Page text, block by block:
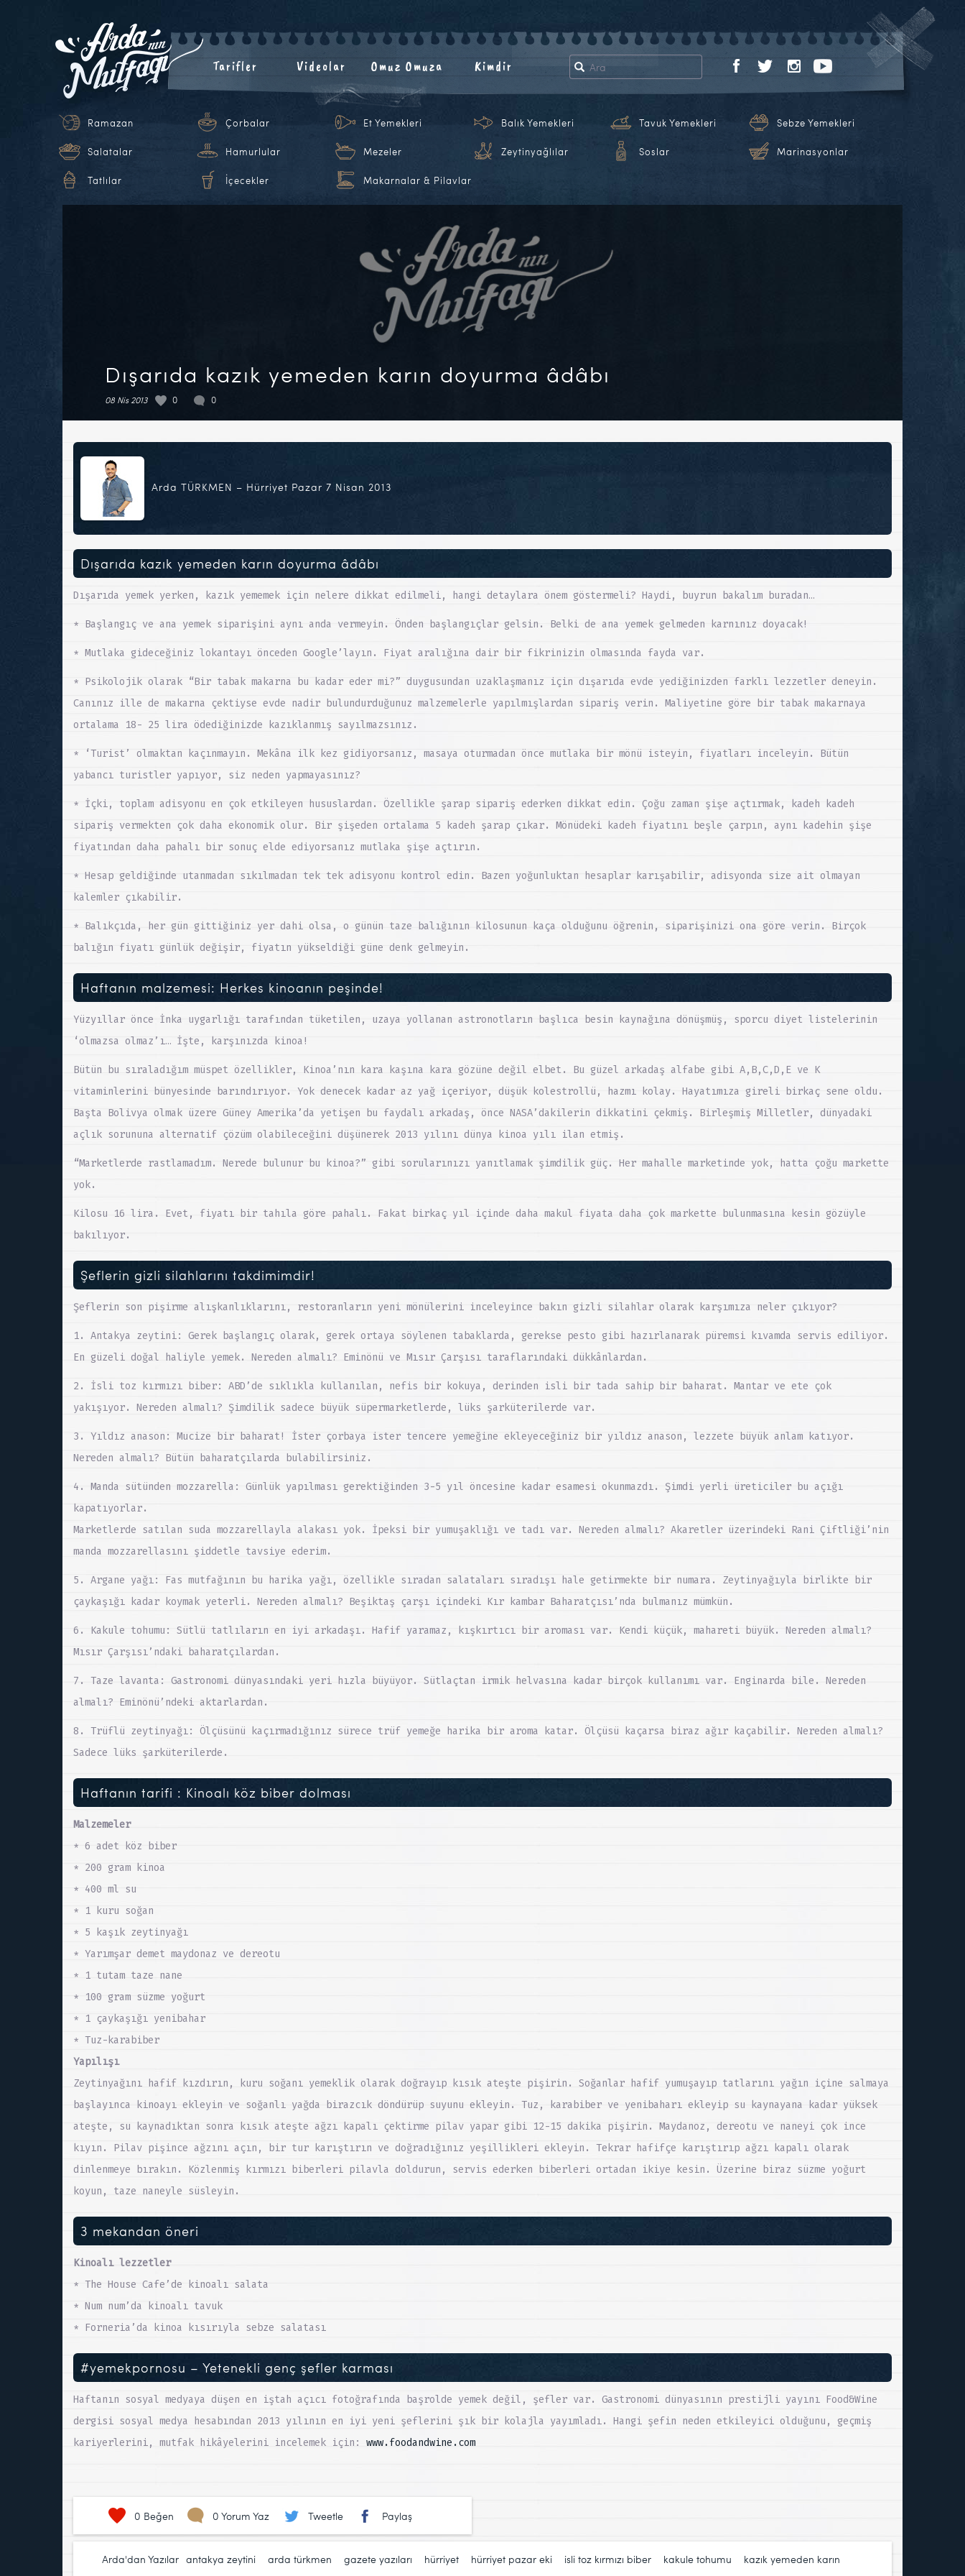
Tarifler Videolar Omuz Omuza Kimdir
Ramazan Çorbalar Et Yemekleri Balık Yemekleri Tavuk Yemekleri Sebze Yemekleri
Salatalar Hamurlular Mezeler Zeytinyağlılar Soslar Marinasyonlar
Tatlılar İçecekler Makarnalar & Pilavlar
Dışarıda kazık yemeden karın doyurma âdâbı
08 Nis 2013 0 0
Arda TÜRKMEN – Hürriyet Pazar 7 Nisan 2013
Dışarıda kazık yemeden karın doyurma âdâbı
Dışarıda yemek yerken, kazık yememek için nelere dikkat edilmeli, hangi detaylara önem göstermeli? Haydi, buyrun bakalım buradan…
* Başlangıç ve ana yemek siparişini aynı anda vermeyin. Önden başlangıçlar gelsin. Belki de ana yemek gelmeden karnınız doyacak!
* Mutlaka gideceğiniz lokantayı önceden Google’layın. Fiyat aralığına dair bir fikrinizin olmasında fayda var.
* Psikolojik olarak “Bir tabak makarna bu kadar eder mi?” duygusundan uzaklaşmanız için dışarıda evde yediğinizden farklı lezzetler deneyin.
Canınız ille de makarna çektiyse evde nadir bulundurduğunuz malzemelerle yapılmışlardan sipariş verin. Maliyetine göre bir tabak makarnaya
ortalama 18- 25 lira ödediğinizde kazıklanmış sayılmazsınız.
* ‘Turist’ olmaktan kaçınmayın. Mekâna ilk kez gidiyorsanız, masaya oturmadan önce mutlaka bir mönü isteyin, fiyatları inceleyin. Bütün
yabancı turistler yapıyor, siz neden yapmayasınız?
* İçki, toplam adisyonu en çok etkileyen hususlardan. Özellikle şarap sipariş ederken dikkat edin. Çoğu zaman şişe açtırmak, kadeh kadeh
sipariş vermekten çok daha ekonomik olur. Bir şişeden ortalama 5 kadeh şarap çıkar. Mönüdeki kadeh fiyatını beşle çarpın, aynı kadehin şişe
fiyatından daha pahalı bir sonuç elde ediyorsanız mutlaka şişe açtırın.
* Hesap geldiğinde utanmadan sıkılmadan tek tek adisyonu kontrol edin. Bazen yoğunluktan hesaplar karışabilir, adisyonda size ait olmayan
kalemler çıkabilir.
* Balıkçıda, her gün gittiğiniz yer dahi olsa, o günün taze balığının kilosunun kaça olduğunu öğrenin, siparişinizi ona göre verin. Birçok
balığın fiyatı günlük değişir, fiyatın yükseldiği güne denk gelmeyin.
Haftanın malzemesi: Herkes kinoanın peşinde!
Yüzyıllar önce İnka uygarlığı tarafından tüketilen, uzaya yollanan astronotların başlıca besin kaynağına dönüşmüş, sporcu diyet listelerinin
‘olmazsa olmaz’ı… İşte, karşınızda kinoa!
Bütün bu sıraladığım müspet özellikler, Kinoa’nın kara kaşına kara gözüne değil elbet. Bu güzel arkadaş alfabe gibi A,B,C,D,E ve K
vitaminlerini bünyesinde barındırıyor. Yok denecek kadar az yağ içeriyor, düşük kolestrollü, hazmı kolay. Hayatımıza gireli birkaç sene oldu.
Başta Bolivya olmak üzere Güney Amerika’da yetişen bu faydalı arkadaş, önce NASA’dakilerin dikkatini çekmiş. Birleşmiş Milletler, dünyadaki
açlık sorununa alternatif çözüm olabileceğini düşünerek 2013 yılını dünya kinoa yılı ilan etmiş.
“Marketlerde rastlamadım. Nerede bulunur bu kinoa?” gibi sorularınızı yanıtlamak şimdilik güç. Her mahalle marketinde yok, hatta çoğu markette
yok.
Kilosu 16 lira. Evet, fiyatı bir tahıla göre pahalı. Fakat birkaç yıl içinde daha makul fiyata daha çok markette bulunmasına kesin gözüyle
bakılıyor.
Şeflerin gizli silahlarını takdimimdir!
Şeflerin son pişirme alışkanlıklarını, restoranların yeni mönülerini inceleyince bakın gizli silahlar olarak karşımıza neler çıkıyor?
1. Antakya zeytini: Gerek başlangıç olarak, gerek ortaya söylenen tabaklarda, gerekse pesto gibi hazırlanarak püremsi kıvamda servis ediliyor.
En güzeli doğal haliyle yemek. Nereden almalı? Eminönü ve Mısır Çarşısı taraflarındaki dükkânlardan.
2. İsli toz kırmızı biber: ABD’de sıklıkla kullanılan, nefis bir kokuya, derinden isli bir tada sahip bir baharat. Mantar ve ete çok
yakışıyor. Nereden almalı? Şimdilik sadece büyük süpermarketlerde, lüks şarküterilerde var.
3. Yıldız anason: Mucize bir baharat! İster çorbaya ister tencere yemeğine ekleyeceğiniz bir yıldız anason, lezzete büyük anlam katıyor.
Nereden almalı? Bütün baharatçılarda bulabilirsiniz.
4. Manda sütünden mozzarella: Günlük yapılması gerektiğinden 3-5 yıl öncesine kadar esamesi okunmazdı. Şimdi yerli üreticiler bu açığı
kapatıyorlar.
Marketlerde satılan suda mozzarellayla alakası yok. İpeksi bir yumuşaklığı ve tadı var. Nereden almalı? Akaretler üzerindeki Rani Çiftliği’nin
manda mozzarellasını şiddetle tavsiye ederim.
5. Argane yağı: Fas mutfağının bu harika yağı, özellikle sıradan salataları sıradışı hale getirmekte bir numara. Zeytinyağıyla birlikte bir
çaykaşığı kadar koymak yeterli. Nereden almalı? Beşiktaş çarşı içindeki Kır kambar Baharatçısı’nda bulmanız mümkün.
6. Kakule tohumu: Sütlü tatlıların en iyi arkadaşı. Hafif yaramaz, kışkırtıcı bir aroması var. Kendi küçük, mahareti büyük. Nereden almalı?
Mısır Çarşısı’ndaki baharatçılardan.
7. Taze lavanta: Gastronomi dünyasındaki yeri hızla büyüyor. Sütlaçtan irmik helvasına kadar birçok kullanımı var. Enginarda bile. Nereden
almalı? Eminönü’ndeki aktarlardan.
8. Trüflü zeytinyağı: Ölçüsünü kaçırmadığınız sürece trüf yemeğe harika bir aroma katar. Ölçüsü kaçarsa biraz ağır kaçabilir. Nereden almalı?
Sadece lüks şarküterilerde.
Haftanın tarifi : Kinoalı köz biber dolması
Malzemeler
* 6 adet köz biber
* 200 gram kinoa
* 400 ml su
* 1 kuru soğan
* 5 kaşık zeytinyağı
* Yarımşar demet maydonaz ve dereotu
* 1 tutam taze nane
* 100 gram süzme yoğurt
* 1 çaykaşığı yenibahar
* Tuz-karabiber
Yapılışı
Zeytinyağını hafif kızdırın, kuru soğanı yemeklik olarak doğrayıp kısık ateşte pişirin. Soğanlar hafif yumuşayıp tatlarını yağın içine salmaya
başlayınca kinoayı ekleyin ve soğanlı yağda birazcık döndürüp suyunu ekleyin. Tuz, karabiber ve yenibaharı ekleyip su kaynayana kadar yüksek
ateşte, su kaynadıktan sonra kısık ateşte ağzı kapalı çektirme pilav yapar gibi 12-15 dakika pişirin. Maydanoz, dereotu ve naneyi çok ince
kıyın. Pilav pişince ağzını açın, bir tur karıştırın ve doğradığınız yeşillikleri ekleyin. Tekrar hafifçe karıştırıp ağzı kapalı olarak
dinlenmeye bırakın. Közlenmiş kırmızı biberleri pilavla doldurun, servis ederken biberleri ortadan ikiye kesin. Üzerine biraz süzme yoğurt
koyun, taze naneyle süsleyin.
3 mekandan öneri
Kinoalı lezzetler
* The House Cafe’de kinoalı salata
* Num num’da kinoalı tavuk
* Forneria’da kinoa kısırıyla sebze salatası
#yemekpornosu – Yetenekli genç şefler karması
Haftanın sosyal medyaya düşen en iştah açıcı fotoğrafında başrolde yemek değil, şefler var. Gastronomi dünyasının prestijli yayını Food&Wine
dergisi sosyal medya hesabından 2013 yılının en iyi yeni şeflerini şık bir kolajla yayımladı. Hangi şefin neden etkileyici olduğunu, geçmiş
kariyerlerini, mutfak hikâyelerini incelemek için: www.foodandwine.com
0 Beğen 0 Yorum Yaz Tweetle Paylaş
Arda'dan Yazılar antakya zeytini arda türkmen gazete yazıları hürriyet hürriyet pazar eki isli toz kırmızı biber kakule tohumu
kazık yemeden karın